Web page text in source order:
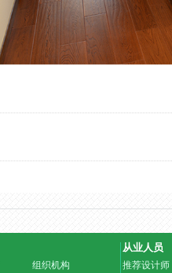
组织机构
从业人员
推荐设计师